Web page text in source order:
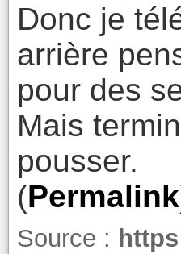
Donc je
arrière
pour des
Mais
pousser.
(Permalink
Source :